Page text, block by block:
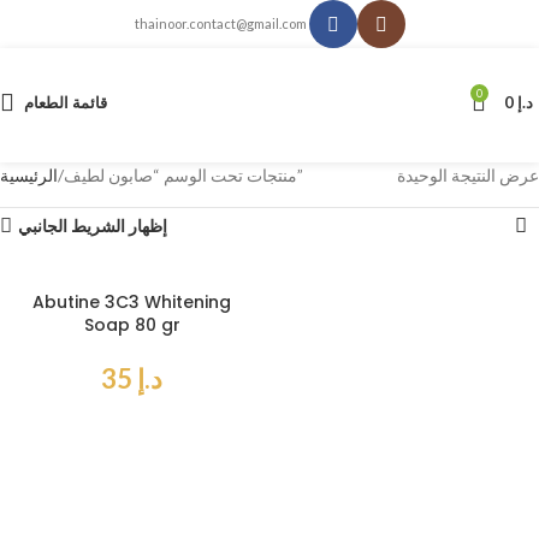
thainoor.contact@gmail.com
قائمة الطعام 0 د.إ
الرئيسية منتجات تحت الوسم “صابون لطيف” عرض النتيجة الوحيدة
إظهار الشريط الجانبي
Abutine 3C3 Whitening
Soap 80 gr
د.إ